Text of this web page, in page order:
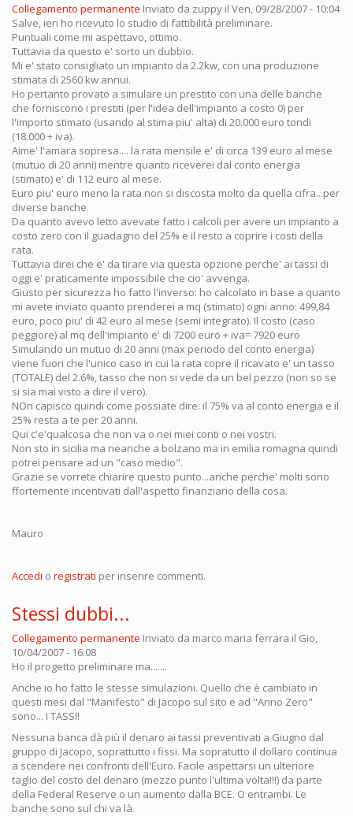
Collegamento permanente Inviato da zuppy il Ven, 09/28/2007 - 10:04
Salve, ieri ho ricevuto lo studio di fattibilità preliminare.
Puntuali come mi aspettavo, ottimo.
Tuttavia da questo e' sorto un dubbio.
Mi e' stato consigliato un impianto da 2.2kw, con una produzione
stimata di 2560 kw annui.
Ho pertanto provato a simulare un prestito con una delle banche
che forniscono i prestiti (per l'idea dell'impianto a costo 0) per
l'importo stimato (usando al stima piu' alta) di 20.000 euro tondi
(18.000 + iva).
Aime' l'amara sopresa.... la rata mensile e' di circa 139 euro al mese
(mutuo di 20 anni) mentre quanto riceverei dal conto energia
(stimato) e' di 112 euro al mese.
Euro piu' euro meno la rata non si discosta molto da quella cifra...per
diverse banche.
Da quanto avevo letto avevate fatto i calcoli per avere un impianto a
costo zero con il guadagno del 25% e il resto a coprire i costi della
rata.
Tuttavia direi che e' da tirare via questa opzione perche' ai tassi di
oggi e' praticamente impossibile che cio' avvenga.
Giusto per sicurezza ho fatto l'inverso: ho calcolato in base a quanto
mi avete inviato quanto prenderei a mq (stimato) ogni anno: 499,84
euro, poco piu' di 42 euro al mese (semi integrato). Il costo (caso
peggiore) al mq dell'impianto e' di 7200 euro + iva= 7920 euro
Simulando un mutuo di 20 anni (max periodo del conto energia)
viene fuori che l'unico caso in cui la rata copre il ricavato e' un tasso
(TOTALE) del 2.6%, tasso che non si vede da un bel pezzo (non so se
si sia mai visto a dire il vero).
NOn capisco quindi come possiate dire: il 75% va al conto energia e il
25% resta a te per 20 anni.
Qui c'e'qualcosa che non va o nei miei conti o nei vostri.
Non sto in sicilia ma neanche a bolzano ma in emilia romagna quindi
potrei pensare ad un "caso medio".
Grazie se vorrete chiarire questo punto...anche perche' molti sono
ffortemente incentivati dall'aspetto finanziario della cosa.
Mauro
Accedi o registrati per inserire commenti.
Stessi dubbi...
Collegamento permanente Inviato da marco maria ferrara il Gio,
10/04/2007 - 16:08
Ho il progetto preliminare ma.......
Anche io ho fatto le stesse simulazioni. Quello che è cambiato in
questi mesi dal "Manifesto" di Jacopo sul sito e ad "Anno Zero"
sono... I TASSI!
Nessuna banca dà più il denaro ai tassi preventivati a Giugno dal
gruppo di Jacopo, soprattutto i fissi. Ma sopratutto il dollaro continua
a scendere nei confronti dell'Euro. Facile aspettarsi un ulteriore
taglio del costo del denaro (mezzo punto l'ultima volta!!!) da parte
della Federal Reserve o un aumento dalla BCE. O entrambi. Le
banche sono sul chi va là.